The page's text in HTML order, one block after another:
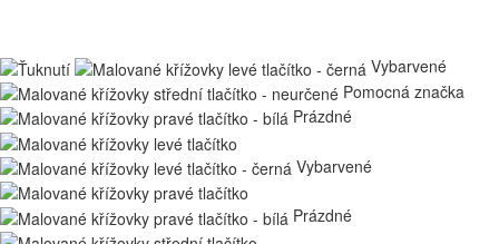
Vybarvené
Pomocná značka
Prázdné
Vybarvené
Prázdné